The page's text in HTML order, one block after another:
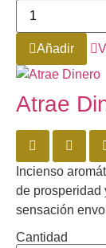
Añadir
Atrae
Incienso
de prosperidad
sensación
Cantidad